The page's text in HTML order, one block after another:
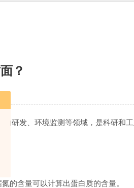
？
发、环境监测等领域，是科研和工
含量可以计算出蛋白质的含量。